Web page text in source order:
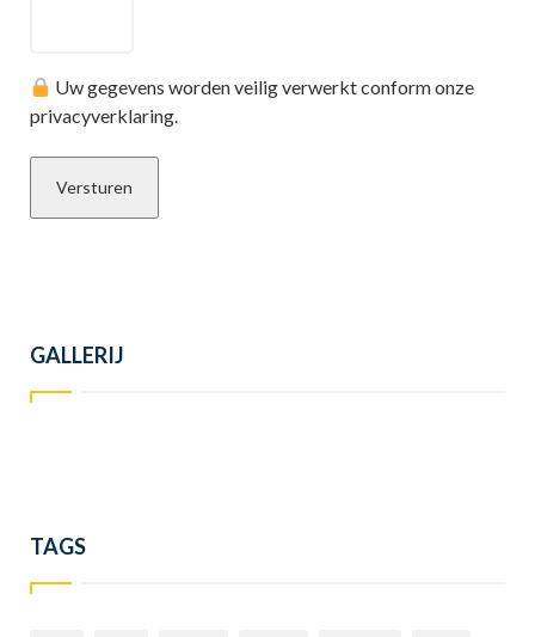
Uw gegevens worden veilig verwerkt conform onze
privacyverklaring.
GALLERIJ
TAGS